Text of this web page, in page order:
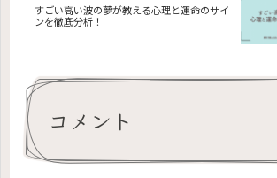
すごい高い波の夢が教える心理と運命のサイ
ンを徹底分析！
コメント